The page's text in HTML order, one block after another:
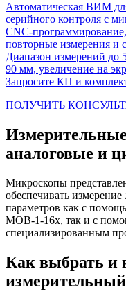
Автоматическая ВИМ
серийного контроля с
CNC-
повторные измерения и
Диапазон измерений до
90 мм, увеличение на
Запросите КП и
ПОЛУЧИТЬ
аналоговые и
Микроскопы
обеспечивать
параметров как с
МОВ-1-16х, так и с
специализированным
Как выбрать и